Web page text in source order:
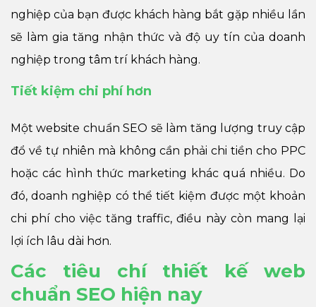
nghiệp của bạn được khách hàng bắt gặp nhiều lần
sẽ làm gia tăng nhận thức và độ uy tín của doanh
nghiệp trong tâm trí khách hàng.
Tiết kiệm chi phí hơn
Một website chuẩn SEO sẽ làm tăng lượng truy cập
đổ về tự nhiên mà không cần phải chi tiền cho PPC
hoặc các hình thức marketing khác quá nhiều. Do
đó, doanh nghiệp có thể tiết kiệm được một khoản
chi phí cho việc tăng traffic, điều này còn mang lại
lợi ích lâu dài hơn.
Các tiêu chí thiết kế web
chuẩn SEO hiện nay